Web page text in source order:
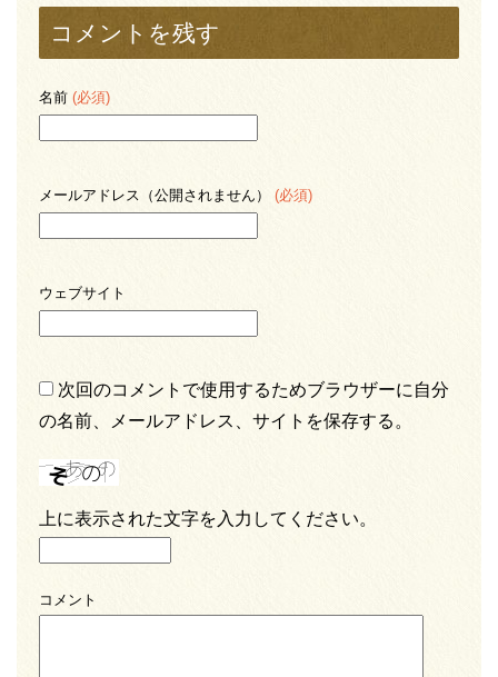
コメントを残す
名前 (必須)
メールアドレス（公開されません） (必須)
ウェブサイト
次回のコメントで使用するためブラウザーに自分
の名前、メールアドレス、サイトを保存する。
上に表示された文字を入力してください。
コメント